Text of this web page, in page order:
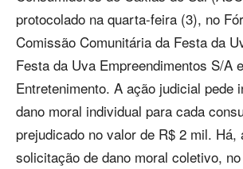
protocolado na quarta-feira (3), no
Comissão Comunitária da Festa da
Festa da Uva Empreendimentos S/A
Entretenimento. A ação judicial pede
dano moral individual para cada
prejudicado no valor de R$ 2 mil. Há,
solicitação de dano moral coletivo,